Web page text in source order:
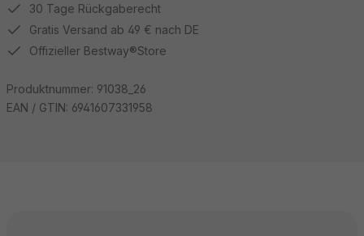
30 Tage Rückgaberecht
Gratis Versand ab 49 € nach DE
Offizieller Bestway®Store
Produktnummer: 91038_26
EAN / GTIN: 6941607331958